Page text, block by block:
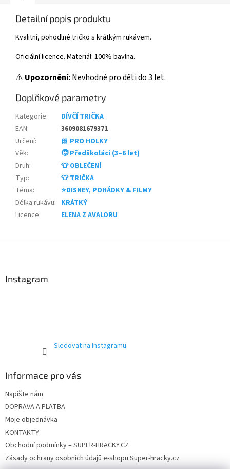
Detailní popis produktu
Kvalitní, pohodlné tričko s krátkým rukávem.
Oficiální licence. Materiál: 100% bavlna.
⚠️ Upozornění:Nevhodné pro děti do 3 let.
Doplňkové parametry
Kategorie:
DÍVČÍ TRIČKA
EAN:
3609081679371
Určení:
🎀 PRO HOLKY
Věk:
🧒 Předškoláci (3–6 let)
Druh:
👕 OBLEČENÍ
Typ:
👕 TRIČKA
Téma:
⭐DISNEY, POHÁDKY & FILMY
Délka rukávu: KRÁTKÝ
Licence: ELENA Z AVALORU
Instagram
Sledovat na Instagramu
Informace pro vás
Napište nám
DOPRAVA A PLATBA
Moje objednávka
KONTAKTY
Obchodní podmínky – SUPER-HRACKY.CZ
Zásady ochrany osobních údajů e-shopu Super-hracky.cz